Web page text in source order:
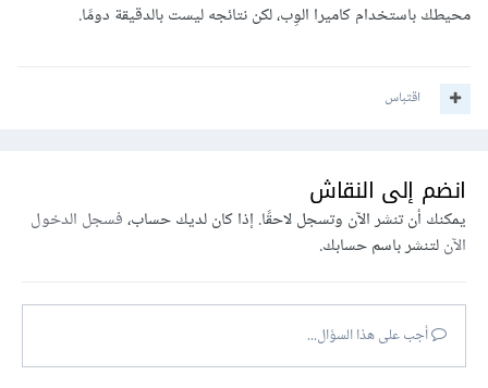
محيطك باستخدام كاميرا الوِب، لكن نتائجه ليست بالدقيقة دومًا.
اقتباس
انضم إلى النقاش
يمكنك أن تنشر الآن وتسجل لاحقًا. إذا كان لديك حساب،فسجل الدخول
الآنلتنشر باسم حسابك.
أجب على هذا السؤال...